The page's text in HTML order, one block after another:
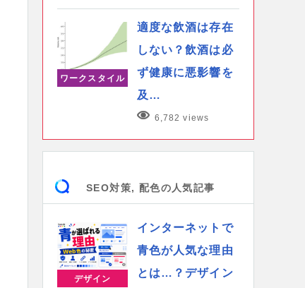
ワークスタイル
適度な飲酒は存在
しない？飲酒は必
ず健康に悪影響を
及…
6,782 views
SEO対策, 配色の人気記事
デザイン
インターネットで
青色が人気な理由
とは…？デザイン